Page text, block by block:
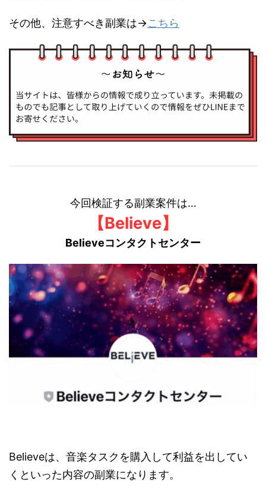
その他、注意すべき副業は→こちら
今回検証する副業案件は…
【Believe】
Believeコンタクトセンター
Believeは、音楽タスクを購入して利益を出してい
くといった内容の副業になります。